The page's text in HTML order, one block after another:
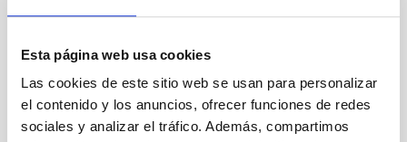
Esta página web usa cookies
Las cookies de este sitio web se usan para personalizar
el contenido y los anuncios, ofrecer funciones de redes
sociales y analizar el tráfico. Además, compartimos